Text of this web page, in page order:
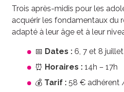
Trois après-midis pour les
acquérir les fondamentaux du
adapté à leur âge et à leur
📅 Dates : 6, 7 et 8
⏰ Horaires : 14h – 17h
💰 Tarif : 58 € adhérent